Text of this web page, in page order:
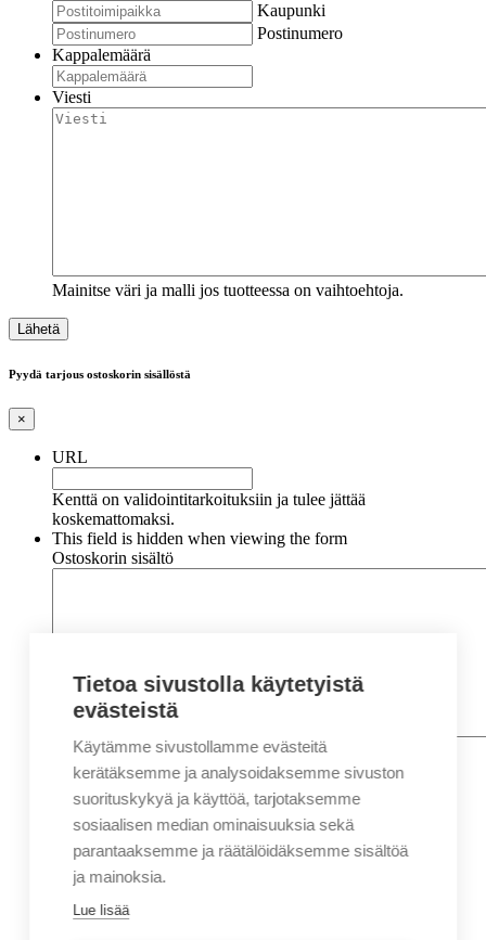
Kaupunki
Postinumero
Kappalemäärä
Viesti
Mainitse väri ja malli jos tuotteessa on vaihtoehtoja.
Pyydä tarjous ostoskorin sisällöstä
×
URL
Kenttä on validointitarkoituksiin ja tulee jättää
koskemattomaksi.
This field is hidden when viewing the form
Ostoskorin sisältö
Nimi*
Etunimi
Sukunimi
Sähköposti*
Puhelin*
Tietoa sivustolla käytetyistä
evästeistä
Käytämme sivustollamme evästeitä
kerätäksemme ja analysoidaksemme sivuston
suorituskykyä ja käyttöä, tarjotaksemme
sosiaalisen median ominaisuuksia sekä
parantaaksemme ja räätälöidäksemme sisältöä
ja mainoksia.
Lue lisää